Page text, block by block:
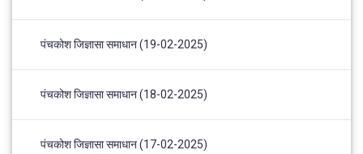
पंचकोश जिज्ञासा समाधान (19-02-2025)
पंचकोश जिज्ञासा समाधान (18-02-2025)
पंचकोश जिज्ञासा समाधान (17-02-2025)